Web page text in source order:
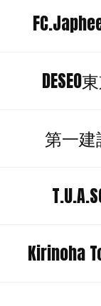
DESEO
第一建
Kirinoha